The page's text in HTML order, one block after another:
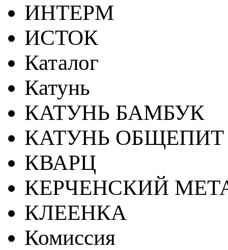
ИНТЕРМ
ИСТОК
Каталог
Катунь
КАТУНЬ БАМБУК
КАТУНЬ ОБЩЕПИТ
КВАРЦ
КЕРЧЕНСКИЙ
КЛЕЕНКА
Комиссия